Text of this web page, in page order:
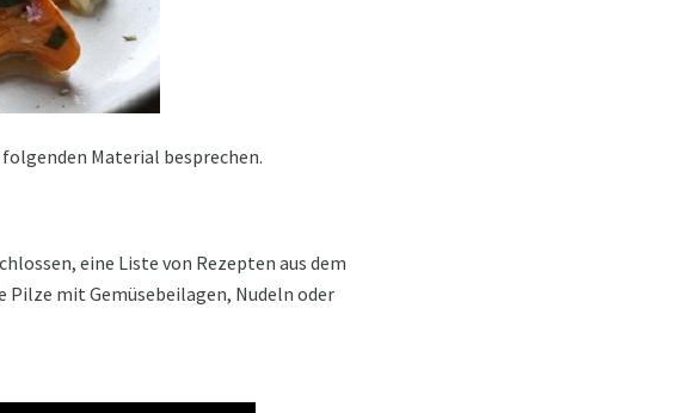
Material besprechen.
eine Liste von Rezepten aus dem
mit Gemüsebeilagen, Nudeln oder